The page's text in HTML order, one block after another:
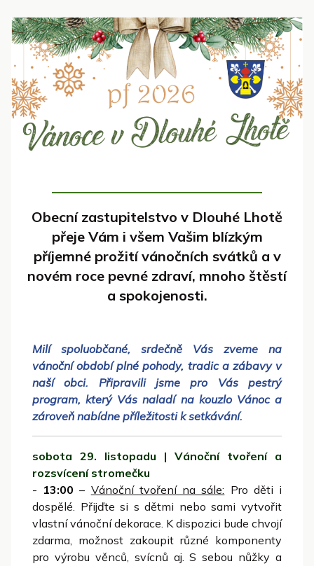
Obecní zastupitelstvo v Dlouhé Lhotě
přeje Vám i všem Vašim blízkým
příjemné prožití vánočních svátků a v
novém roce pevné zdraví, mnoho štěstí
a spokojenosti.
Milí spoluobčané, srdečně Vás zveme na
vánoční období plné pohody, tradic a zábavy v
naší obci. Připravili jsme pro Vás pestrý
program, který Vás naladí na kouzlo Vánoc a
zároveň nabídne příležitosti k setkávání.
sobota 29. listopadu | Vánoční tvoření a
rozsvícení stromečku
- 13:00 – Vánoční tvoření na sále: Pro děti i
dospělé. Přijďte si s dětmi nebo sami vytvořit
vlastní vánoční dekorace. K dispozici bude chvojí
zdarma, možnost zakoupit různé komponenty
pro výrobu věnců, svícnů aj. S sebou nůžky a